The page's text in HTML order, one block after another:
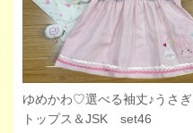
ゆめかわ♡選べる袖丈♪うさぎ
トップス＆JSK set46